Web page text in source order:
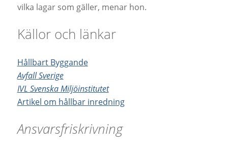
vilka lagar som gäller, menar hon.
Källor och länkar
Hållbart Byggande
Avfall Sverige
IVL Svenska Miljöinstitutet
Artikel om hållbar inredning
Ansvarsfriskrivning